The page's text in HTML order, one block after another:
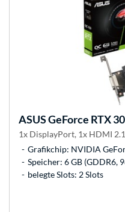
ASUSGeForce RTX
1x DisplayPort, 1x HDMI
Grafikchip: NVIDIA
Speicher: 6 GB (GDDR6,
belegte Slots: 2 Slots